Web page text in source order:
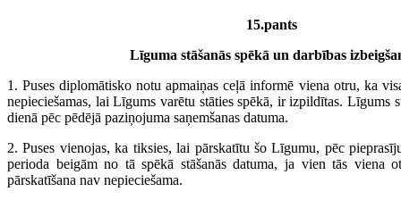
15.pants
Līguma stāšanās spēkā un darbības
1. Puses diplomātisko notu apmaiņas ceļā informē viena otru, ka
nepieciešamas, lai Līgums varētu stāties spēkā, ir izpildītas. Līgums
dienā pēc pēdējā paziņojuma saņemšanas datuma.
2. Puses vienojas, ka tiksies, lai pārskatītu šo Līgumu, pēc
perioda beigām no tā spēkā stāšanās datuma, ja vien tās viena
pārskatīšana nav nepieciešama.